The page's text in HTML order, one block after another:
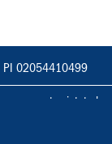
PI 02054410499
vietata la
totale o parziale.